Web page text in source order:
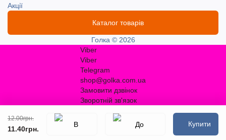
12.00грн.
11.40грн.
Купити
Акції
Каталог товарів
Голка © 2026
Viber
Viber
Telegram
shop@golka.com.ua
Замовити дзвінок
Зворотній зв'язок